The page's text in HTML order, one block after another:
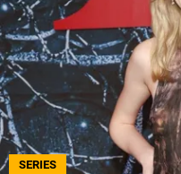
Términos y Condiciones
Política Editorial
Ad
SERIES